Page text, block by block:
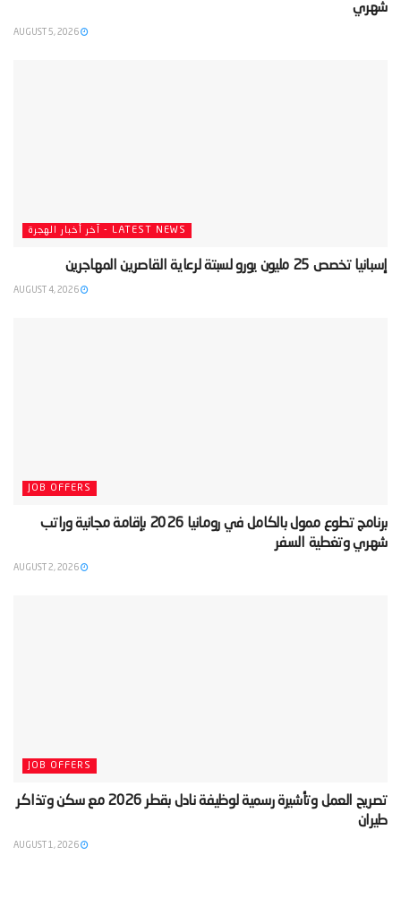
شهري‬
LATEST NEWS - آخر أخبار الهجرة
‫إسبانيا تخصص 25 مليون يورو لسبتة لرعاية القاصرين المهاجرين‬
JOB OFFERS
‫برنامج تطوع ممول بالكامل في رومانيا 2026 بإقامة مجانية وراتب
شهري وتغطية السفر‬
JOB OFFERS
‫تصريح العمل وتأشيرة رسمية لوظيفة نادل بقطر 2026 مع سكن وتذاكر
طيران‬